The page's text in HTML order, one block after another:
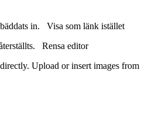
in. Visa som länk istället
Rensa editor
Upload or insert images from